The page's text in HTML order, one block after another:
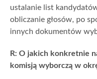
ustalanie list
obliczanie głosów, po
innych dokumentów
R: O jakich konkretnie
komisją wyborczą w